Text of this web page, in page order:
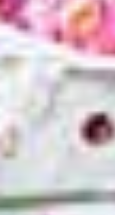
吃
步和放鬆
最 的APP